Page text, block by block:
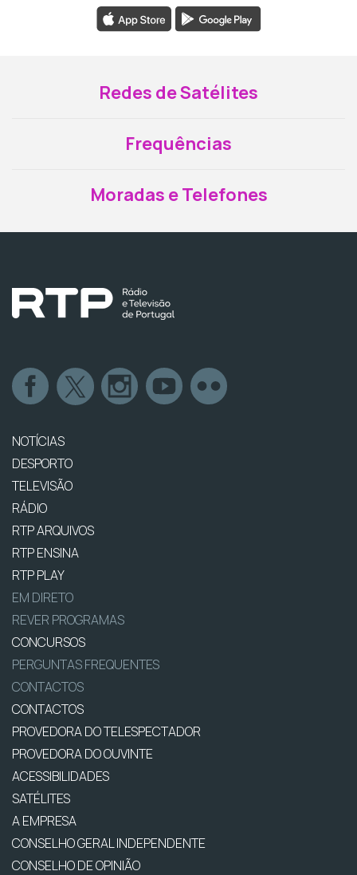
Redes de Satélites
Frequências
Moradas e Telefones
NOTÍCIAS
DESPORTO
TELEVISÃO
RÁDIO
RTP ARQUIVOS
RTP ENSINA
RTP PLAY
EM DIRETO
REVER PROGRAMAS
CONCURSOS
PERGUNTAS FREQUENTES
CONTACTOS
CONTACTOS
PROVEDORA DO TELESPECTADOR
PROVEDORA DO OUVINTE
ACESSIBILIDADES
SATÉLITES
A EMPRESA
CONSELHO GERAL INDEPENDENTE
CONSELHO DE OPINIÃO